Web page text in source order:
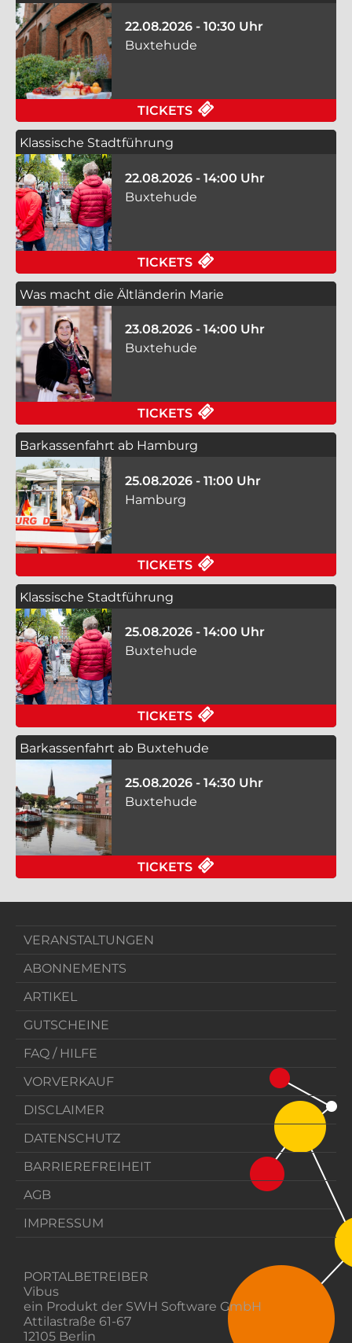
22.08.2026 - 10:30 Uhr
Buxtehude
TICKETS
Klassische Stadtführung
22.08.2026 - 14:00 Uhr
Buxtehude
TICKETS
Was macht die Ältländerin Marie
23.08.2026 - 14:00 Uhr
Buxtehude
TICKETS
Barkassenfahrt ab Hamburg
25.08.2026 - 11:00 Uhr
Hamburg
TICKETS
Klassische Stadtführung
25.08.2026 - 14:00 Uhr
Buxtehude
TICKETS
Barkassenfahrt ab Buxtehude
25.08.2026 - 14:30 Uhr
Buxtehude
TICKETS
VERANSTALTUNGEN
ABONNEMENTS
ARTIKEL
GUTSCHEINE
FAQ / HILFE
VORVERKAUF
DISCLAIMER
DATENSCHUTZ
BARRIEREFREIHEIT
AGB
IMPRESSUM
PORTALBETREIBER
Vibus
ein Produkt der SWH Software GmbH
Attilastraße 61-67
12105 Berlin